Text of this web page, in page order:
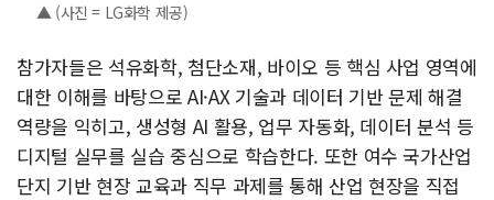
▲ (사진 = LG화학 제공)
참가자들은 석유화학, 첨단소재, 바이오 등 핵심 사업 영역에
대한 이해를 바탕으로 AI·AX 기술과 데이터 기반 문제 해결
역량을 익히고, 생성형 AI 활용, 업무 자동화, 데이터 분석 등
디지털 실무를 실습 중심으로 학습한다. 또한 여수 국가산업
단지 기반 현장 교육과 직무 과제를 통해 산업 현장을 직접